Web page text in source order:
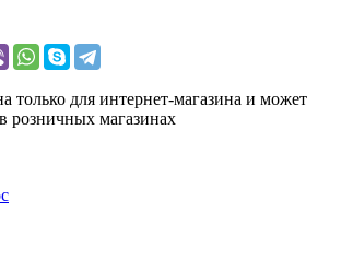
только для интернет-магазина и может
розничных магазинах